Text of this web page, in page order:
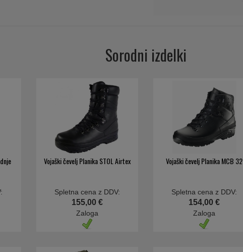
Sorodni izdelki
Vojaški čevelj Planika STOL Airtex
Spletna cena z DDV:
155,00 €
Zaloga
Vojaški čevelj Planika MCB 32
Spletna cena z DDV:
154,00 €
Zaloga